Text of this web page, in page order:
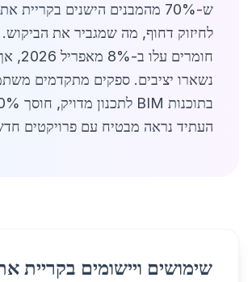
ש-70% מהמבנים הישנים בקריית
לחיזוק דחוף, מה שמגביר את הביקוש.
חומרים
נשארו יציבים. ספקים מתקדמים
העתיד נראה מבטיח עם פרויקטים
שימושים ויישומים בקריית